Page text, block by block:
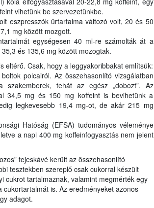
vihetünk be szervezetünkbe.
eszpresszók űrtartalma változó volt, 20 és 50
mg között mozgott.
egységesen 40 ml-re számolták át a
és 135,6 mg között mozogtak.
eltérő. Csak, hogy a leggyakoribbakat említsük:
polcairól. Az összehasonlító vizsgálatban
tehát az egész „dobozt”. Az
34,5 mg és 150 mg koffeint is bevihetünk a
legkevesebb 19,4 mg-ot, de akár 215 mg
Hatóság (EFSA) tudományos véleménye
a napi 400 mg koffeinfogyasztás nem jelent
tejeskávé került az összehasonlító
tesztekben szereplő csak cukorral készült
cukrot tartalmaznak, valamint megmérték egy
is. Az eredményeket azonos
adagot.